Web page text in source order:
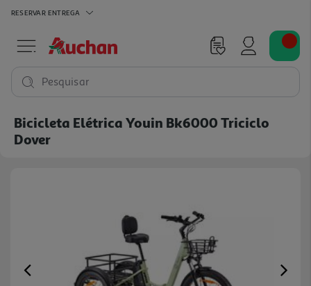
RESERVAR ENTREGA
Pesquisar
Bicicleta Elétrica Youin Bk6000 Triciclo
Dover
Previous